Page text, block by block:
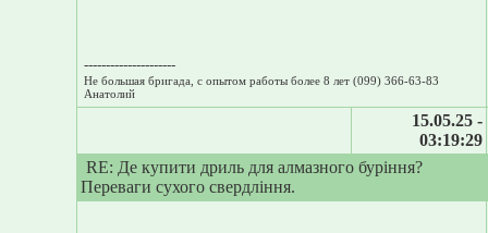
---------------------
Не большая бригада, с опытом работы более 8 лет (099) 366-63-83
Анатолий
15.05.25 -
03:19:29
RE: Де купити дриль для алмазного буріння?
Переваги сухого свердління.